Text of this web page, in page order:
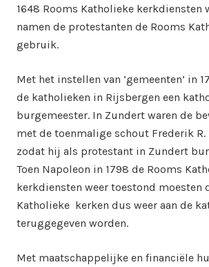
1648 Rooms Katholieke kerkdiensten
namen de protestanten de Rooms
gebruik.
Met het instellen van ‘gemeenten’ in
de katholieken in Rijsbergen een
burgemeester. In Zundert waren de
met de toenmalige schout Frederik R.
zodat hij als protestant in Zundert
Toen Napoleon in 1798 de Rooms
kerkdiensten weer toestond moesten
Katholieke kerken dus weer aan de
teruggegeven worden.
Met maatschappelijke en financiële